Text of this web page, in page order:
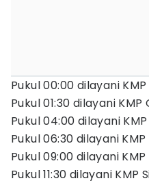
Pukul 00:00 dilayani
Pukul 01:30 dilayani
Pukul 04:00 dilayani
Pukul 06:30 dilayani
Pukul 09:00 dilayani
Pukul 11:30 dilayani KMP